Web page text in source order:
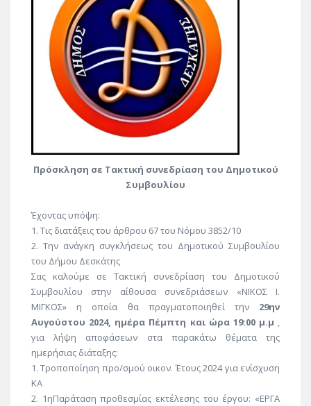
Πρόσκληση σε Τακτική συνεδρίαση του Δημοτικού
Συμβουλίου
Έχοντας υπόψη:
1. Τις διατάξεις του άρθρου 67 του Νόμου 3852/10
2. Την ανάγκη συγκλήσεως του Δημοτικού Συμβουλίου
του Δήμου Δεσκάτης
Σας καλούμε σε Τακτική συνεδρίαση του Δημοτικού
Συμβουλίου στην αίθουσα συνεδριάσεων «ΝΙΚΟΣ Ι.
ΜΙΓΚΟΣ» η οποία θα πραγματοποιηθεί την 29ην
Αυγούστου 2024, ημέρα Πέμπτη και ώρα 19:00 μ.μ ,
για λήψη αποφάσεων στα παρακάτω θέματα της
ημερήσιας διάταξης:
1. Τροποποίηση προ/σμού οικον. Έτους 2024 για ενίσχυση
ΚΑ
2. 1ηΠαράταση προθεσμίας εκτέλεσης του έργου: «ΕΡΓΑ